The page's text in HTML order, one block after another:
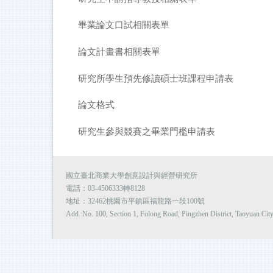
畢業論文口試相關表單
論文計畫書相關表單
研究所學生預先修讀碩士班課程申請表
論文格式
研究生參與競賽之畢業門檻申請表
國立臺北商業大學創意設計與經營研究所
電話：03-4506333轉8128
地址：32462桃園市平鎮區福龍路一段100號
Add.:No. 100, Section 1, Fulong Road, Pingzhen District, Taoyuan